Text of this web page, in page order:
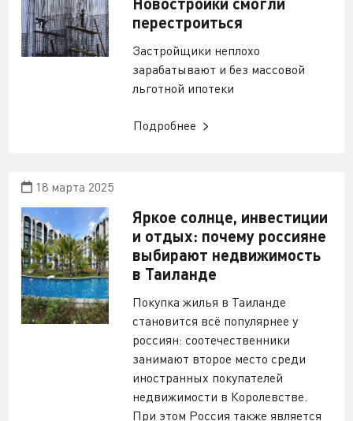
перестроиться
Застройщики неплохо
зарабатывают и без массовой
льготной ипотеки
Подробнее
18 марта 2025
Яркое солнце, инвестиции
и отдых: почему россияне
выбирают недвижимость
в Таиланде
Покупка жилья в Таиланде
становится всё популярнее у
россиян: соотечественники
занимают второе место среди
иностранных покупателей
недвижимости в Королевстве.
При этом Россия также является